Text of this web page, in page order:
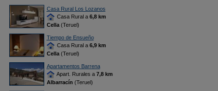
Casa Rural Los Lozanos
Casa Rural a 6,8 km
Cella(Teruel)
Tiempo de Ensueño
Casa Rural a 6,9 km
Cella(Teruel)
Apartamentos Barrena
Apart. Rurales a 7,8 km
Albarracín (Teruel)